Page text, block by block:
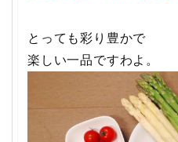
とっても彩り豊かで
楽しい一品ですわよ。